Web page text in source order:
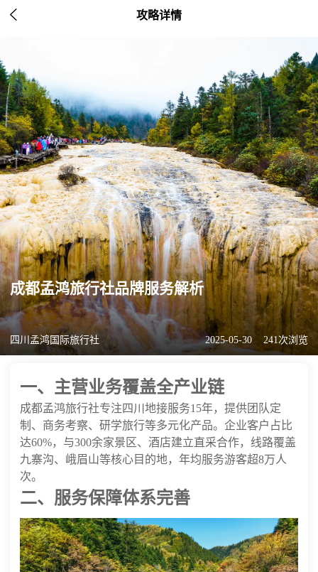
 攻略详情
成都孟鸿旅行社品牌服务解析
四川孟鸿国际旅行社 2025-05-30 241次浏览
一、主营业务覆盖全产业链
成都孟鸿旅行社专注四川地接服务15年，提供团队定
制、商务考察、研学旅行等多元化产品。企业客户占比
达60%，与300余家景区、酒店建立直采合作，线路覆盖
九寨沟、峨眉山等核心目的地，年均服务游客超8万人
次。
二、服务保障体系完善